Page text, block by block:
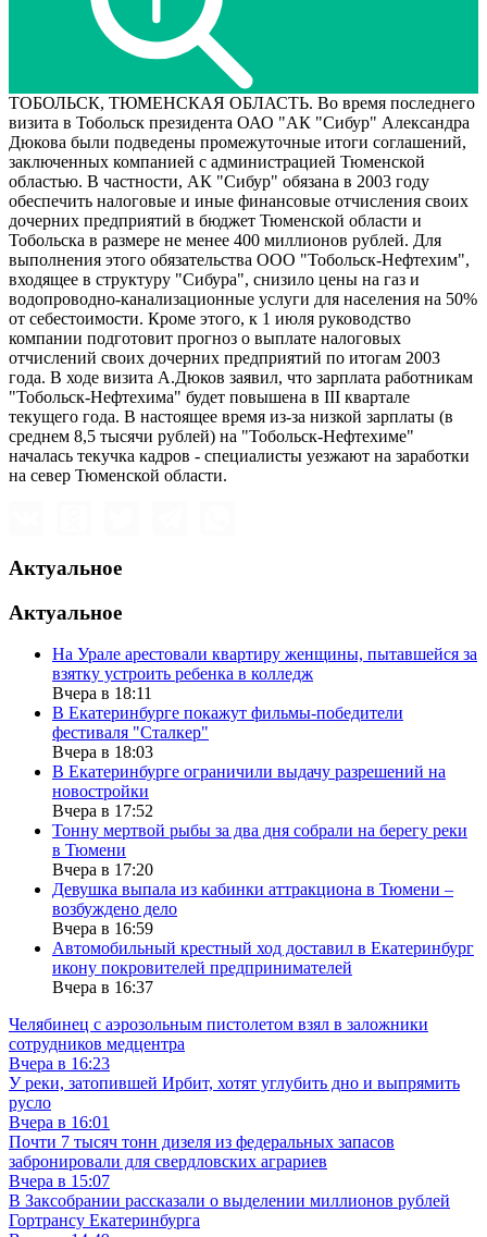
ТОБОЛЬСК, ТЮМЕНСКАЯ ОБЛАСТЬ. Во время последнего
визита в Тобольск президента ОАО "АК "Сибур" Александра
Дюкова были подведены промежуточные итоги соглашений,
заключенных компанией с администрацией Тюменской
областью. В частности, АК "Сибур" обязана в 2003 году
обеспечить налоговые и иные финансовые отчисления своих
дочерних предприятий в бюджет Тюменской области и
Тобольска в размере не менее 400 миллионов рублей. Для
выполнения этого обязательства ООО "Тобольск-Нефтехим",
входящее в структуру "Сибура", снизило цены на газ и
водопроводно-канализационные услуги для населения на 50%
от себестоимости. Кроме этого, к 1 июля руководство
компании подготовит прогноз о выплате налоговых
отчислений своих дочерних предприятий по итогам 2003
года. В ходе визита А.Дюков заявил, что зарплата работникам
"Тобольск-Нефтехима" будет повышена в III квартале
текущего года. В настоящее время из-за низкой зарплаты (в
среднем 8,5 тысячи рублей) на "Тобольск-Нефтехиме"
началась текучка кадров - специалисты уезжают на заработки
на север Тюменской области.
Актуальное
Актуальное
На Урале арестовали квартиру женщины, пытавшейся за
взятку устроить ребенка в колледж
Вчера в 18:11
В Екатеринбурге покажут фильмы-победители
фестиваля "Сталкер"
Вчера в 18:03
В Екатеринбурге ограничили выдачу разрешений на
новостройки
Вчера в 17:52
Тонну мертвой рыбы за два дня собрали на берегу реки
в Тюмени
Вчера в 17:20
Девушка выпала из кабинки аттракциона в Тюмени –
возбуждено дело
Вчера в 16:59
Автомобильный крестный ход доставил в Екатеринбург
икону покровителей предпринимателей
Вчера в 16:37
Челябинец с аэрозольным пистолетом взял в заложники
сотрудников медцентра
Вчера в 16:23
У реки, затопившей Ирбит, хотят углубить дно и выпрямить
русло
Вчера в 16:01
Почти 7 тысяч тонн дизеля из федеральных запасов
забронировали для свердловских аграриев
Вчера в 15:07
В Заксобрании рассказали о выделении миллионов рублей
Гортрансу Екатеринбурга